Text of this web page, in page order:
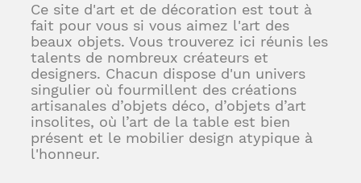
Ce site d'art et de décoration est tout à
fait pour vous si vous aimez l'art des
beaux objets. Vous trouverez ici réunis les
talents de nombreux créateurs et
designers. Chacun dispose d'un univers
singulier où fourmillent des créations
artisanales d’objets déco, d’objets d’art
insolites, où l’art de la table est bien
présent et le mobilier design atypique à
l'honneur.